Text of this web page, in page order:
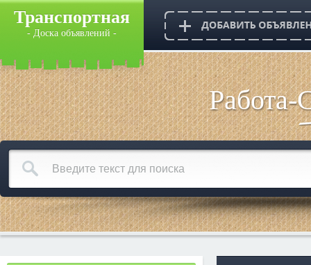
Транспортная
- Доска объявлений -